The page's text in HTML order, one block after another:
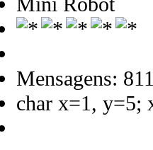
Mensagens:
char x=1, y=5;